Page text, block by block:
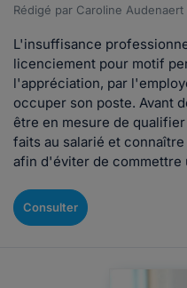
Rédigé par Caroline
L'insuffisance
licenciement pour motif
l'appréciation, par
occuper son poste. Avant
être en mesure de
faits au salarié et
afin d'éviter de commettre
Consulter